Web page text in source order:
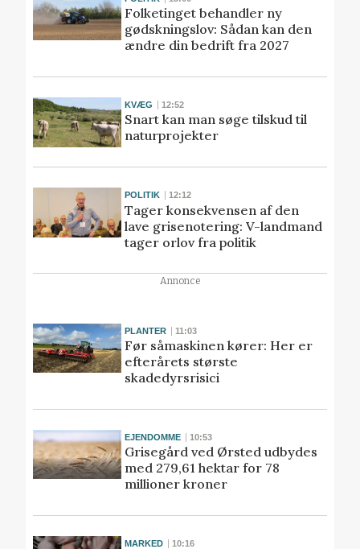
Folketinget behandler ny
gødskningslov: Sådan kan den
ændre din bedrift fra 2027
KVÆG 12:52
Snart kan man søge tilskud til
naturprojekter
POLITIK 12:12
Tager konsekvensen af den
lave grisenotering: V-landmand
tager orlov fra politik
Annonce
PLANTER 11:03
Før såmaskinen kører: Her er
efterårets største
skadedyrsrisici
EJENDOMME 10:53
Grisegård ved Ørsted udbydes
med 279,61 hektar for 78
millioner kroner
MARKED 10:16